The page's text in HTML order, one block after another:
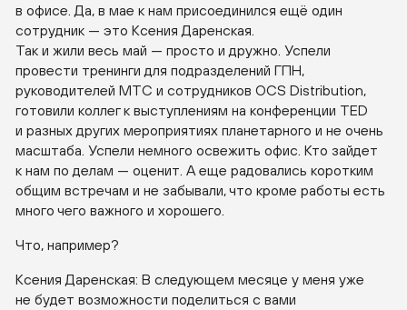
в офисе. Да, в мае к нам присоединился ещё один
сотрудник — это Ксения Даренская.
Так и жили весь май — просто и дружно. Успели
провести тренинги для подразделений ГПН,
руководителей МТС и сотрудников OCS Distribution,
готовили коллег к выступлениям на конференции TED
и разных других мероприятиях планетарного и не очень
масштаба. Успели немного освежить офис. Кто зайдет
к нам по делам — оценит. А еще радовались коротким
общим встречам и не забывали, что кроме работы есть
много чего важного и хорошего.
Что, например?
Ксения Даренская: В следующем месяце у меня уже
не будет возможности поделиться с вами